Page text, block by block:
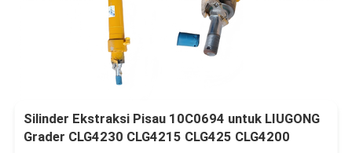
Silinder Ekstraksi Pisau 10C0694 untuk LIUGONG
Grader CLG4230 CLG4215 CLG425 CLG4200